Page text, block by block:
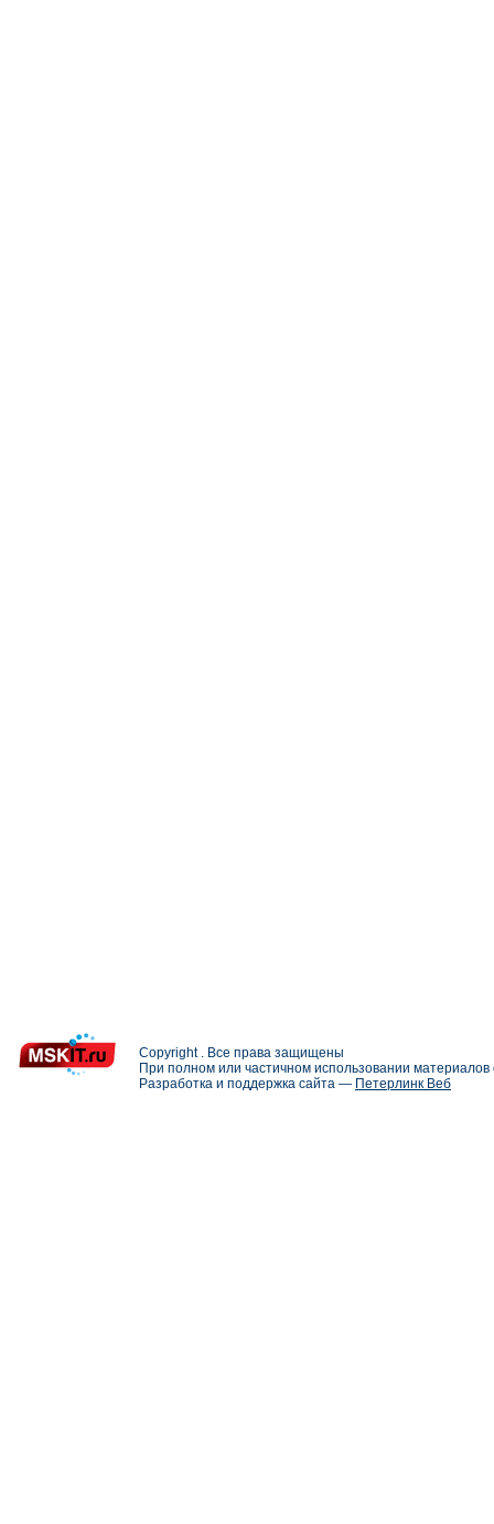
Copyright . Все права защищены
При полном или частичном использовании
Разработка и поддержка сайта — Петерлинк Веб